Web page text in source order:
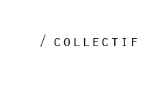
collectif